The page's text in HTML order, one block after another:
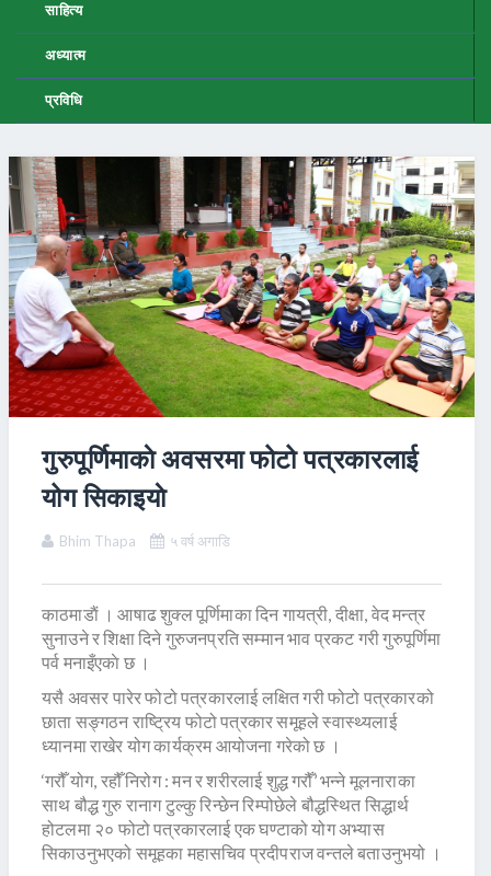
साहित्य
अध्यात्म
प्रविधि
गुरुपूर्णिमाकाे अवसरमा फोटो पत्रकारलाई
योग सिकाइयाे
Bhim Thapa ५ वर्ष अगाडि
काठमाडाैं । आषाढ शुक्ल पूर्णिमाका दिन गायत्री, दीक्षा, वेद मन्त्र
सुनाउने र शिक्षा दिने गुरुजनप्रति सम्मान भाव प्रकट गरी गुरुपूर्णिमा
पर्व मनाइँएकाे छ ।
यसै अवसर पारेर फोटो पत्रकारलाई लक्षित गरी फोटो पत्रकारको
छाता सङ्गठन राष्ट्रिय फोटो पत्रकार समूहले स्वास्थ्यलाई
ध्यानमा राखेर योग कार्यक्रम आयोजना गरेको छ ।
‘गरौँ योग, रहौँ निरोग : मन र शरीरलाई शुद्ध गरौँ’ भन्ने मूलनाराका
साथ बौद्ध गुरु रानाग टुल्कु रिन्छेन रिम्पोछेले बौद्धस्थित सिद्धार्थ
होटलमा २० फोटो पत्रकारलाई एक घण्टाको योग अभ्यास
सिकाउनुभएको समूहका महासचिव प्रदीपराज वन्तले बताउनुभयो ।